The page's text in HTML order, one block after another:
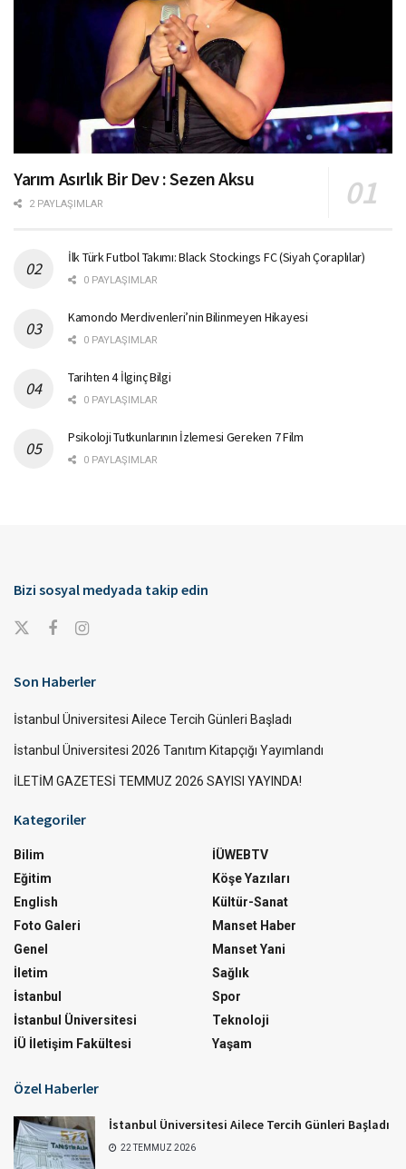
Yarım Asırlık Bir Dev : Sezen Aksu
2 PAYLAŞIMLAR
İlk Türk Futbol Takımı: Black Stockings FC (Siyah Çoraplılar)
0 PAYLAŞIMLAR
Kamondo Merdivenleri’nin Bilinmeyen Hikayesi
0 PAYLAŞIMLAR
Tarihten 4 İlginç Bilgi
0 PAYLAŞIMLAR
Psikoloji Tutkunlarının İzlemesi Gereken 7 Film
0 PAYLAŞIMLAR
Bizi sosyal medyada takip edin
Son Haberler
İstanbul Üniversitesi Ailece Tercih Günleri Başladı
İstanbul Üniversitesi 2026 Tanıtım Kitapçığı Yayımlandı
İLETİM GAZETESİ TEMMUZ 2026 SAYISI YAYINDA!
Kategoriler
Bilim
Eğitim
English
Foto Galeri
Genel
İletim
İstanbul
İstanbul Üniversitesi
İÜ İletişim Fakültesi
İÜWEBTV
Köşe Yazıları
Kültür-Sanat
Manset Haber
Manset Yani
Sağlık
Spor
Teknoloji
Yaşam
Özel Haberler
İstanbul Üniversitesi Ailece Tercih Günleri Başladı
22 TEMMUZ 2026